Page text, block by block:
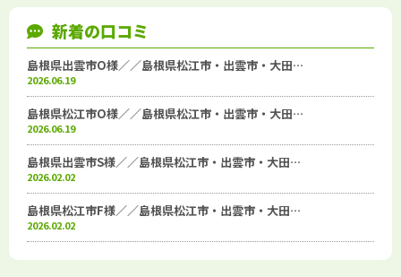
新着の口コミ
島根県出雲市O様／／島根県松江市・出雲市・大田…
2026.06.19
島根県松江市O様／／島根県松江市・出雲市・大田…
2026.06.19
島根県出雲市S様／／島根県松江市・出雲市・大田…
2026.02.02
島根県松江市F様／／島根県松江市・出雲市・大田…
2026.02.02